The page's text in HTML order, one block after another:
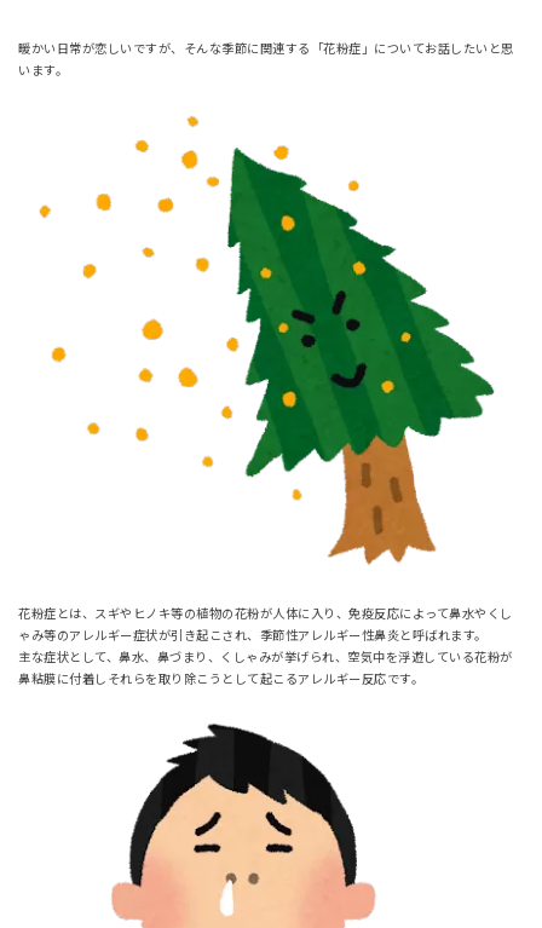
暖かい日常が恋しいですが、そんな季節に関連する「花粉症」についてお話したいと思
います。
花粉症とは、スギやヒノキ等の植物の花粉が人体に入り、免疫反応によって鼻水やくし
ゃみ等のアレルギー症状が引き起こされ、季節性アレルギー性鼻炎と呼ばれます。
主な症状として、鼻水、鼻づまり、くしゃみが挙げられ、空気中を浮遊している花粉が
鼻粘膜に付着しそれらを取り除こうとして起こるアレルギー反応です。